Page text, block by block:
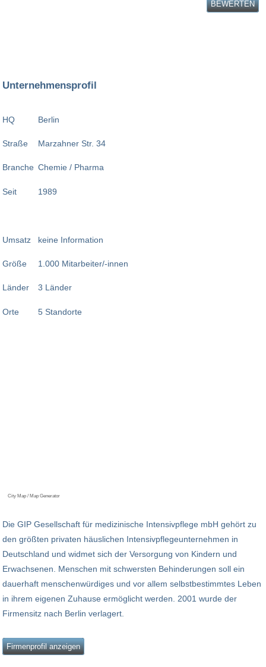
BEWERTEN
Unternehmensprofil
HQ
Straße
Branche
Seit
Umsatz
Größe
Länder
Orte
Berlin
Marzahner Str. 34
Chemie / Pharma
1989
keine Information
1.000 Mitarbeiter/-innen
3 Länder
5 Standorte
City Map / Map Generator
Die GIP Gesellschaft für medizinische Intensivpflege mbH gehört zu
den größten privaten häuslichen Intensivpflegeunternehmen in
Deutschland und widmet sich der Versorgung von Kindern und
Erwachsenen. Menschen mit schwersten Behinderungen soll ein
dauerhaft menschenwürdiges und vor allem selbstbestimmtes Leben
in ihrem eigenen Zuhause ermöglicht werden. 2001 wurde der
Firmensitz nach Berlin verlagert.
Firmenprofil anzeigen